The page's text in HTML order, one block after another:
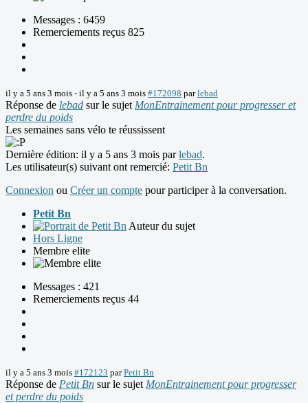
Messages : 6459
Remerciements reçus 825
il y a 5 ans 3 mois - il y a 5 ans 3 mois #172098 parlebad
Réponse de lebad sur le sujet MonEntrainement pour progresser et
perdre du poids
Les semaines sans vélo te réussissent
Dernière édition: il y a 5 ans 3 mois parlebad.
Les utilisateur(s) suivant ont remercié: Petit Bn
Connexion ou Créer un compte pour participer à la conversation.
Petit Bn
Auteur du sujet
Hors Ligne
Membre elite
Messages : 421
Remerciements reçus 44
il y a 5 ans 3 mois #172123 parPetit Bn
Réponse de Petit Bn sur le sujet MonEntrainement pour progresser
et perdre du poids